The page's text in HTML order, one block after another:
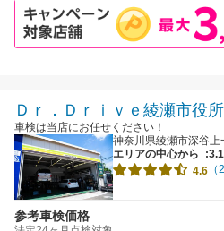
Ｄｒ．Ｄｒｉｖｅ綾瀬市役
車検は当店にお任せください！
神奈川県綾瀬市深谷
エリアの中心から
4.6 （
参考車検価格